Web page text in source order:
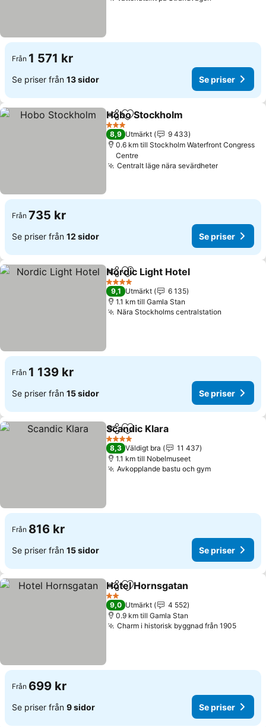
Från 1 571 kr
Se priser från 13 sidor Se priser
Dela Lägg till i Mina Favoriter
Hobo Stockholm
3 Stjärnor
8,9 Utmärkt
9 433
0.6 km till Stockholm Waterfront Congress
Centre
Centralt läge nära sevärdheter
Från 735 kr
Se priser från 12 sidor Se priser
Dela Lägg till i Mina Favoriter
Nordic Light Hotel
4 Stjärnor
9,1 Utmärkt
6 135
1.1 km till Gamla Stan
Nära Stockholms centralstation
Från 1 139 kr
Se priser från 15 sidor Se priser
Dela Lägg till i Mina Favoriter
Scandic Klara
4 Stjärnor
8,3 Väldigt bra
11 437
1.1 km till Nobelmuseet
Avkopplande bastu och gym
Från 816 kr
Se priser från 15 sidor Se priser
Dela Lägg till i Mina Favoriter
Hotel Hornsgatan
2 Stjärnor
9,0 Utmärkt
4 552
0.9 km till Gamla Stan
Charm i historisk byggnad från 1905
Från 699 kr
Se priser från 9 sidor Se priser